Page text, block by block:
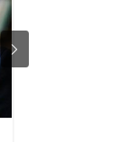
time. A
triage view a